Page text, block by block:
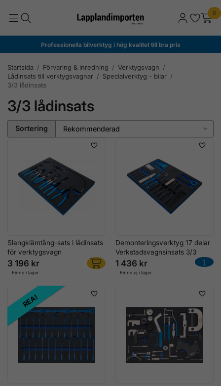
0
Professionella bilverktyg i hög kvalitet till bra pris
Startsida / Förvaring & inredning / Verktygsvagn /
Lådinsats till verktygsvagnar / Specialverktyg - bilar /
3/3 lådinsats
3/3 lådinsats
Sortering
Slangklämtång-sats i lådinsats
för verktygsvagn
3 196 kr
Finns i lager
Demonteringsverktyg 17 delar
Verkstadsvagnsinsats 3/3
1 436 kr
Finns ej i lager
REA!